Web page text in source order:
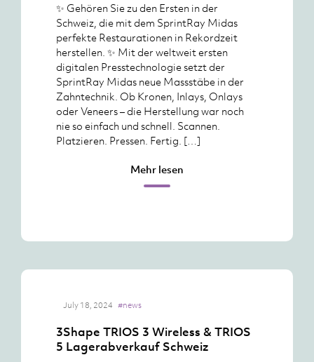
✨ Gehören Sie zu den Ersten in der
Schweiz, die mit dem SprintRay Midas
perfekte Restaurationen in Rekordzeit
herstellen. ✨ Mit der weltweit ersten
digitalen Presstechnologie setzt der
SprintRay Midas neue Massstäbe in der
Zahntechnik. Ob Kronen, Inlays, Onlays
oder Veneers – die Herstellung war noch
nie so einfach und schnell. Scannen.
Platzieren. Pressen. Fertig. […]
Mehr lesen
July 18, 2024 #news
3Shape TRIOS 3 Wireless & TRIOS
5 Lagerabverkauf Schweiz